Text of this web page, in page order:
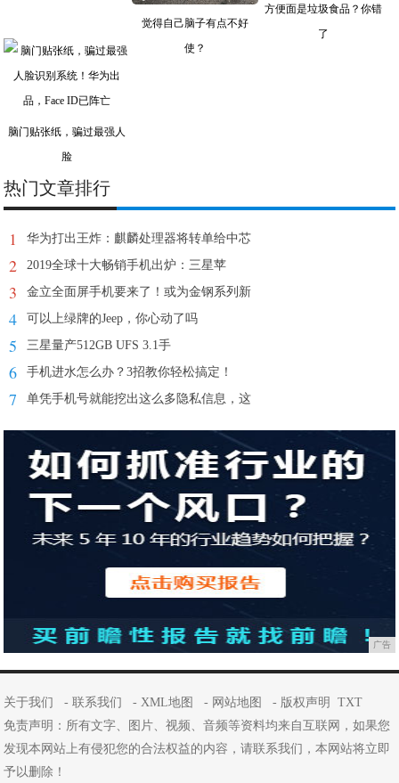
觉得自己脑子有点不好
使？
方便面是垃圾食品？你错
了
脑门贴张纸，骗过最强人
脸
热门文章排行
1 华为打出王炸：麒麟处理器将转单给中芯
2 2019全球十大畅销手机出炉：三星苹
3 金立全面屏手机要来了！或为金钢系列新
4 可以上绿牌的Jeep，你心动了吗
5 三星量产512GB UFS 3.1手
6 手机进水怎么办？3招教你轻松搞定！
7 单凭手机号就能挖出这么多隐私信息，这
广告
关于我们 -联系我们 - XML地图 - 网站地图 - 版权声明
TXT
免责声明：所有文字、图片、视频、音频等资料均来自互联网，如果您
发现本网站上有侵犯您的合法权益的内容，请联系我们，本网站将立即
予以删除！